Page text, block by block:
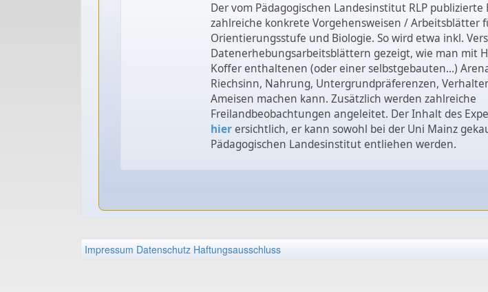
Der vom Pädagogischen Landesinstitut RLP
zahlreiche konkrete Vorgehensweisen / Arbeitsblätter
Orientierungsstufe und Biologie. So wird etwa inkl.
Datenerhebungsarbeitsblättern gezeigt, wie man mit
Koffer enthaltenen (oder einer selbstgebauten...)
Riechsinn, Nahrung, Untergrundpräferenzen,
Ameisen machen kann. Zusätzlich werden zahlreiche
Freilandbeobachtungen angeleitet. Der Inhalt des
hierersichtlich, er kann sowohl bei der Uni Mainz
Pädagogischen Landesinstitut entliehen werden.
Impressum Datenschutz Haftungsausschluss